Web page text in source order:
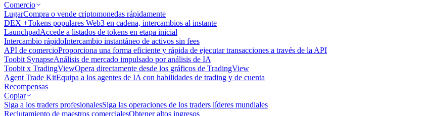
Comercio
LugarCompra o vende criptomonedas rápidamente
DEX +Tokens populares Web3 en cadena, intercambios al instante
LaunchpadAccede a listados de tokens en etapa inicial
Intercambio rápidoIntercambio instantáneo de activos sin fees
API de comercioProporciona una forma eficiente y rápida de ejecutar transacciones a través de la API
Toobit SynapseAnálisis de mercado impulsado por análisis de IA
Toobit x TradingViewOpera directamente desde los gráficos de TradingView
Agent Trade KitEquipa a los agentes de IA con habilidades de trading y de cuenta
Recompensas
Copiar
Siga a los traders profesionalesSiga las operaciones de los traders líderes mundiales
Reclutamiento de maestros comercialesObtener altos ingresos